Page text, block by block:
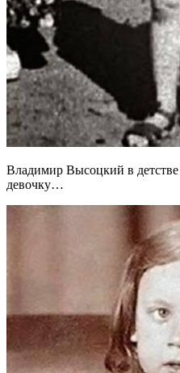
Владимир Высоцкий в
девочку…